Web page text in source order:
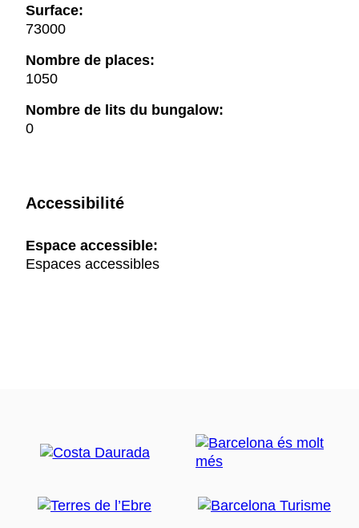
Surface:
73000
Nombre de places:
1050
Nombre de lits du bungalow:
0
Accessibilité
Espace accessible:
Espaces accessibles